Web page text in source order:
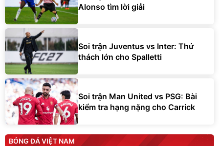
Alonso tìm lời giải
Soi trận Juventus vs Inter: Thử
thách lớn cho Spalletti
Soi trận Man United vs PSG: Bài
kiểm tra hạng nặng cho Carrick
BÓNG ĐÁ VIỆT NAM